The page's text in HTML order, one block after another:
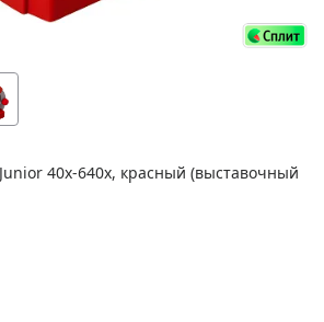
40x-640x, красный (выставочный